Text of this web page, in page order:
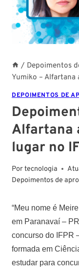
/ Depoimentos
Yumiko – Alfartana
DEPOIMENTOS DE
Alfartana
lugar no
Portecnologia
Depoimentos de
“Meu nome é
em Paranavaí –
concurso do IFPR
formada em
estudar para